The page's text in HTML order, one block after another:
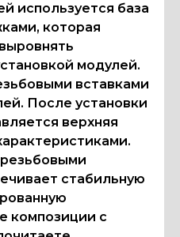
используется база
которая
модулей.
вставками
После установки
верхняя
стабильную
композиции с